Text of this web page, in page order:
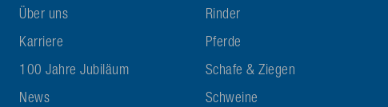
Über uns
Karriere
100 Jahre Jubiläum
News
Rinder
Pferde
Schafe & Ziegen
Schweine